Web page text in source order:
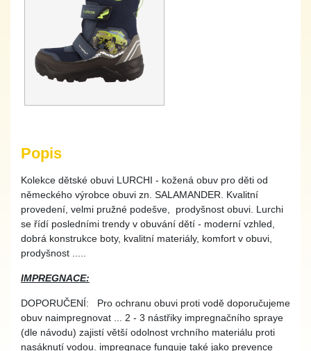
Popis
Kolekce dětské obuvi LURCHI - kožená obuv pro děti od
německého výrobce obuvi zn. SALAMANDER. Kvalitní
provedení, velmi pružné podešve, prodyšnost obuvi. Lurchi
se řídí posledními trendy v obuvání dětí - moderní vzhled,
dobrá konstrukce boty, kvalitní materiály, komfort v obuvi,
prodyšnost .....
IMPREGNACE:
DOPORUČENÍ: Pro ochranu obuvi proti vodě doporučujeme
obuv naimpregnovat ... 2 - 3 nástřiky impregnačního spraye
(dle návodu) zajistí větší odolnost vrchního materiálu proti
nasáknutí vodou. impregnace funguje také jako prevence